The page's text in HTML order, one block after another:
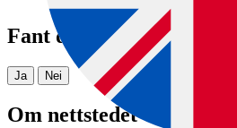
Fant du det du lette etter?
Ja Nei
Om nettstedet